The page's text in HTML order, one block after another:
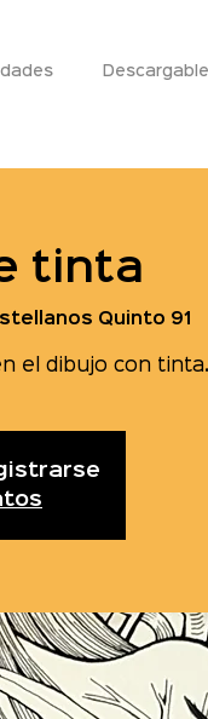
tinta
Quinto 91
el dibujo con tinta.